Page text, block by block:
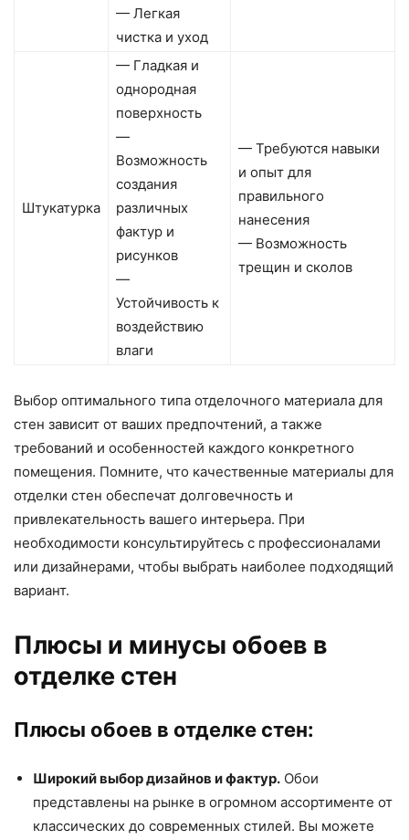
— Легкая
чистка и уход
Штукатурка
— Гладкая и
однородная
поверхность
—
Возможность
создания
различных
фактур и
рисунков
—
Устойчивость к
воздействию
влаги
— Требуются навыки
и опыт для
правильного
нанесения
— Возможность
трещин и сколов
Выбор оптимального типа отделочного материала для
стен зависит от ваших предпочтений, а также
требований и особенностей каждого конкретного
помещения. Помните, что качественные материалы для
отделки стен обеспечат долговечность и
привлекательность вашего интерьера. При
необходимости консультируйтесь с профессионалами
или дизайнерами, чтобы выбрать наиболее подходящий
вариант.
Плюсы и минусы обоев в
отделке стен
Плюсы обоев в отделке стен:
Широкий выбор дизайнов и фактур. Обои
представлены на рынке в огромном ассортименте от
классических до современных стилей. Вы можете